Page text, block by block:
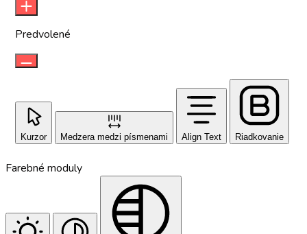
Predvolené
Kurzor Medzera medzi písmenami Align Text Riadkovanie
Farebné moduly